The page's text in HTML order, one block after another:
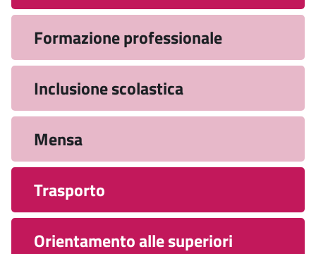
Formazione professionale
Inclusione scolastica
Mensa
Trasporto
Orientamento alle superiori